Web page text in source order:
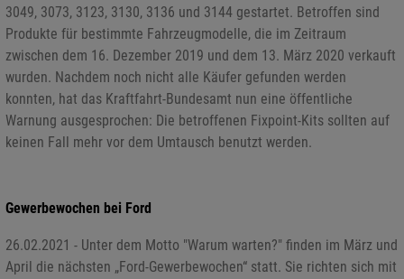
3049, 3073, 3123, 3130, 3136 und 3144 gestartet. Betroffen sind
Produkte für bestimmte Fahrzeugmodelle, die im Zeitraum
zwischen dem 16. Dezember 2019 und dem 13. März 2020 verkauft
wurden. Nachdem noch nicht alle Käufer gefunden werden
konnten, hat das Kraftfahrt-Bundesamt nun eine öffentliche
Warnung ausgesprochen: Die betroffenen Fixpoint-Kits sollten auf
keinen Fall mehr vor dem Umtausch benutzt werden.
Gewerbewochen bei Ford
26.02.2021 - Unter dem Motto "Warum warten?" finden im März und
April die nächsten „Ford-Gewerbewochen“ statt. Sie richten sich mit